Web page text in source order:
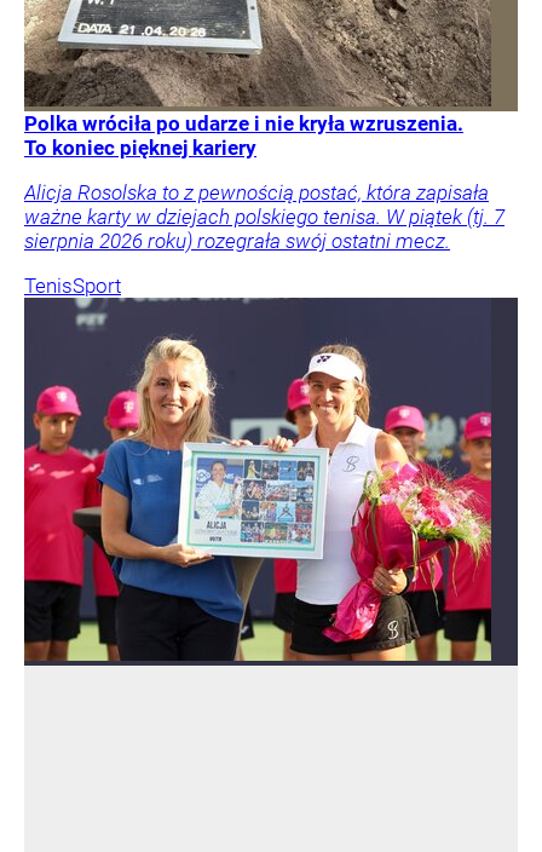
Polka wróciła po udarze i nie kryła wzruszenia.
To koniec pięknej kariery
Alicja Rosolska to z pewnością postać, która zapisała
ważne karty w dziejach polskiego tenisa. W piątek (tj. 7
sierpnia 2026 roku) rozegrała swój ostatni mecz.
TenisSport